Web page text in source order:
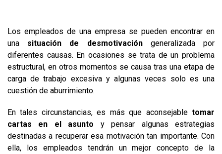
Los empleados de una empresa se pueden encontrar en
una situación de desmotivación generalizada por
diferentes causas. En ocasiones se trata de un problema
estructural, en otros momentos se causa tras una etapa de
carga de trabajo excesiva y algunas veces solo es una
cuestión de aburrimiento.
En tales circunstancias, es más que aconsejable tomar
cartas en el asunto y pensar algunas estrategias
destinadas a recuperar esa motivación tan importante. Con
ella, los empleados tendrán un mejor concepto de la